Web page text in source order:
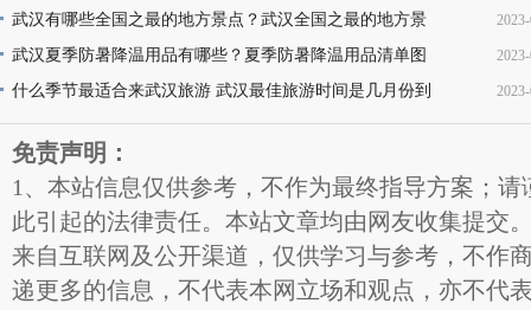
地址推荐
武汉有哪些全国之最的地方景点？武汉全国之最的地方景
点名称介绍及图片大全欣赏
武汉夏季防暑降温用品有哪些？夏季防暑降温用品清单图
片
什么季节最适合来武汉旅游 武汉最佳旅游时间是几月份到
几月份
免责声明：
1、本站信息仅供参考，不作为最终指导方案；
此引起的法律责任。本站文章均由网友收集提交
来自互联网及公开渠道，仅供学习与参考，不作
递更多的信息，不代表本网立场和观点，亦不代